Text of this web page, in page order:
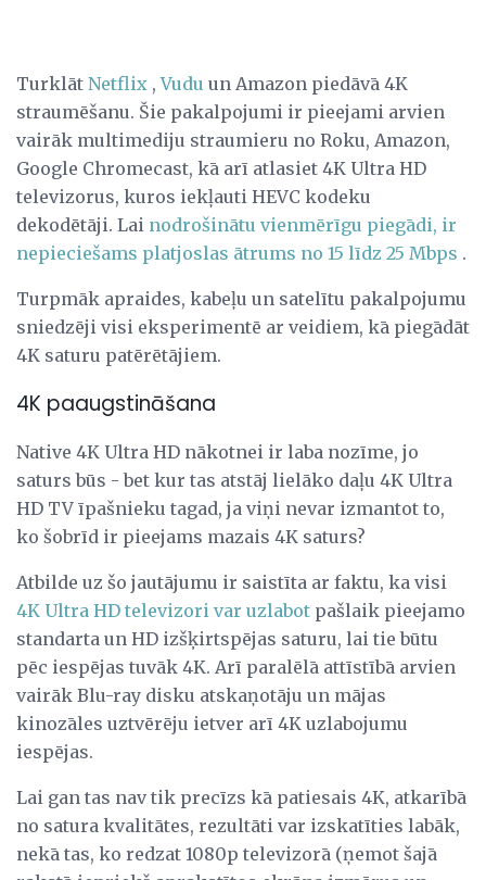
Turklāt Netflix ,Vudu un Amazon piedāvā 4K
straumēšanu. Šie pakalpojumi ir pieejami arvien
vairāk multimediju straumieru no Roku, Amazon,
Google Chromecast, kā arī atlasiet 4K Ultra HD
televizorus, kuros iekļauti HEVC kodeku
dekodētāji. Lai nodrošinātu vienmērīgu piegādi, ir
nepieciešams platjoslas ātrums no 15 līdz 25 Mbps .
Turpmāk apraides, kabeļu un satelītu pakalpojumu
sniedzēji visi eksperimentē ar veidiem, kā piegādāt
4K saturu patērētājiem.
4K paaugstināšana
Native 4K Ultra HD nākotnei ir laba nozīme, jo
saturs būs - bet kur tas atstāj lielāko daļu 4K Ultra
HD TV īpašnieku tagad, ja viņi nevar izmantot to,
ko šobrīd ir pieejams mazais 4K saturs?
Atbilde uz šo jautājumu ir saistīta ar faktu, ka visi
4K Ultra HD televizori var uzlabot pašlaik pieejamo
standarta un HD izšķirtspējas saturu, lai tie būtu
pēc iespējas tuvāk 4K. Arī paralēlā attīstībā arvien
vairāk Blu-ray disku atskaņotāju un mājas
kinozāles uztvērēju ietver arī 4K uzlabojumu
iespējas.
Lai gan tas nav tik precīzs kā patiesais 4K, atkarībā
no satura kvalitātes, rezultāti var izskatīties labāk,
nekā tas, ko redzat 1080p televizorā (ņemot šajā